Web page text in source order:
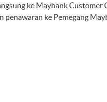
ke Maybank
ke Pemegang